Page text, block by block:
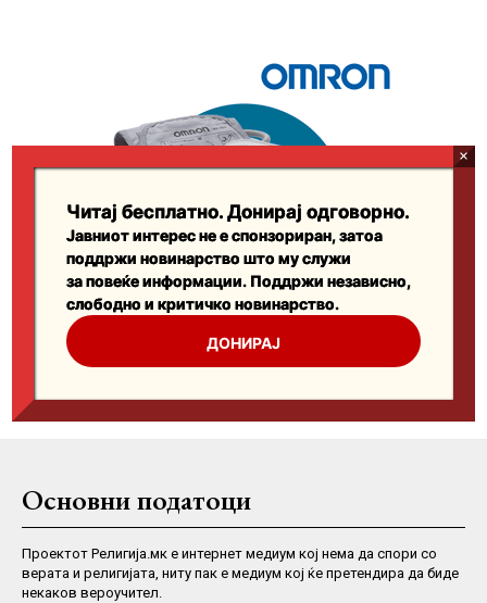
Основни податоци
Проектот Религија.мк е интернет медиум кој нема да спори со
верата и религијата, ниту пак е медиум кој ќе претендира да биде
некаков вероучител.